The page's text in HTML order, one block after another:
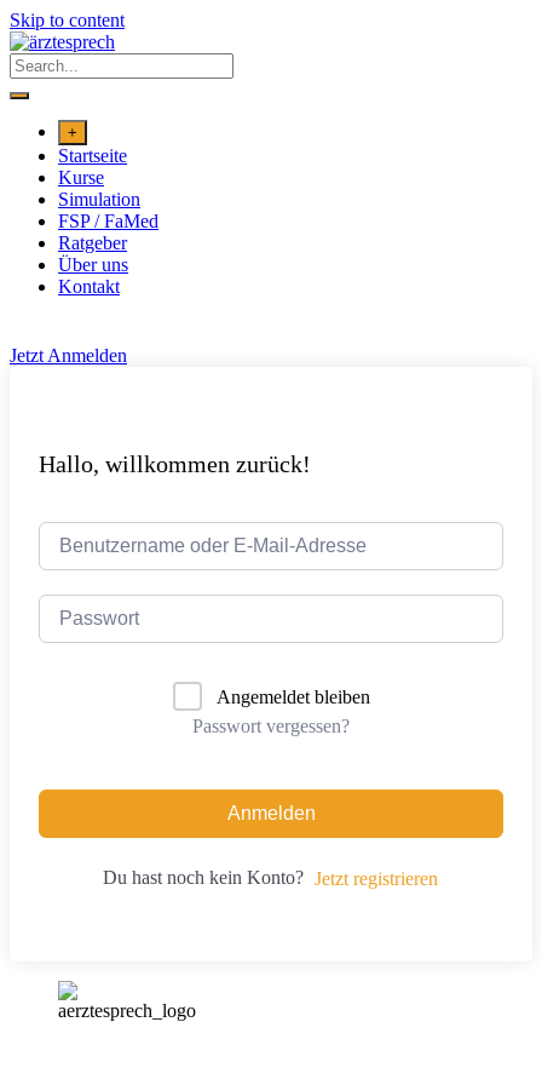
Skip to content
+
Startseite
Kurse
Simulation
FSP / FaMed
Ratgeber
Über uns
Kontakt
Jetzt Anmelden
Hallo, willkommen zurück!
Angemeldet bleiben
Passwort vergessen?
Anmelden
Du hast noch kein Konto? Jetzt registrieren